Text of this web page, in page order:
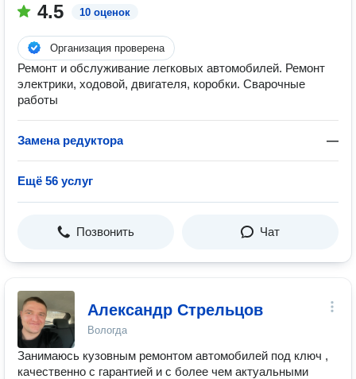
4.5 10 оценок
Организация проверена
Ремонт и обслуживание легковых автомобилей. Ремонт
электрики, ходовой, двигателя, коробки. Сварочные
работы
Замена редуктора —
Ещё 56 услуг
Позвонить Чат
Александр Стрельцов
Вологда
Занимаюсь кузовным ремонтом автомобилей под ключ ,
качественно с гарантией и с более чем актуальными